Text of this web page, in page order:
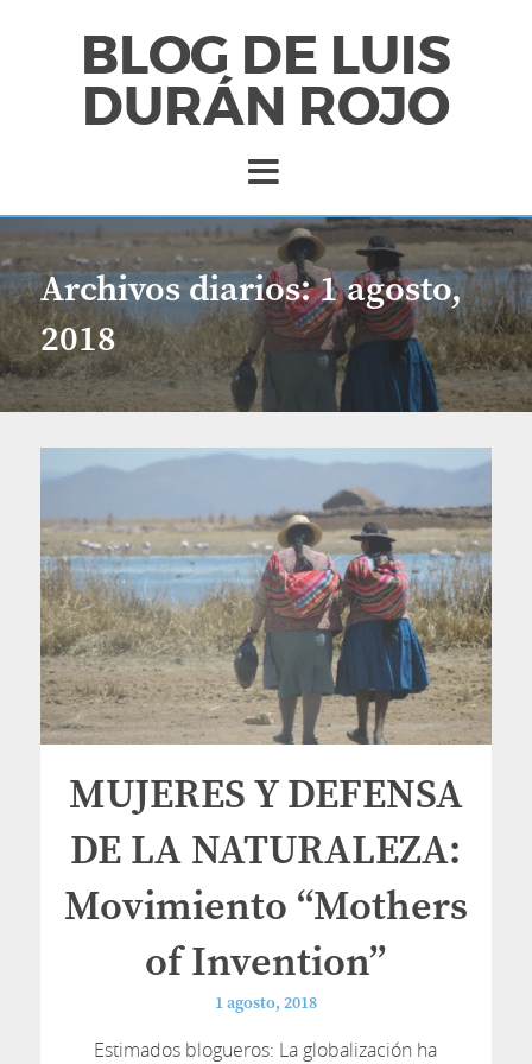
BLOG DE LUIS
DURÁN ROJO
Archivos diarios:1 agosto,
2018
MUJERES Y DEFENSA
DE LA NATURALEZA:
Movimiento “Mothers
of Invention”
1 agosto, 2018
Estimados blogueros: La globalización ha